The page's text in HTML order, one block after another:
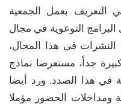
التعريف بعمل الجمعية
التوعوية في مجال
في هذا المجال،
جداً، مستعرضا نماذج
في هذا الصدد. ورد أيضا
ومداخلات الحضور مؤملا